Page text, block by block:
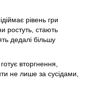
рівень гри
ростуть, стають
дедалі більшу
вторгнення,
не лише за сусідами,